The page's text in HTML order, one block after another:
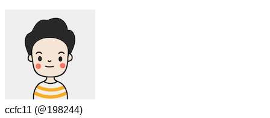
ccfc11 (＠198244)